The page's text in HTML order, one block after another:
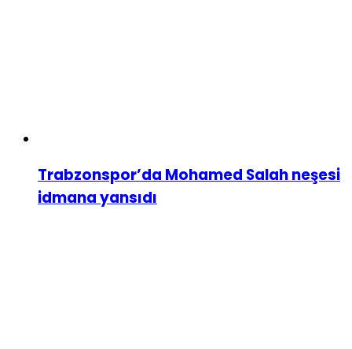
Trabzonspor’da Mohamed Salah neşesi
idmana yansıdı